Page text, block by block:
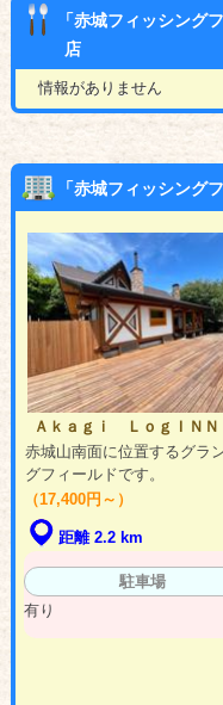
「赤城フィッシング
店
情報がありません
「赤城フィッシング
Ａｋａｇｉ ＬｏｇＩＮ
赤城山南面に位置するグラ
グフィールドです。
（17,400円～）
距離 2.2 km
駐車場
有り